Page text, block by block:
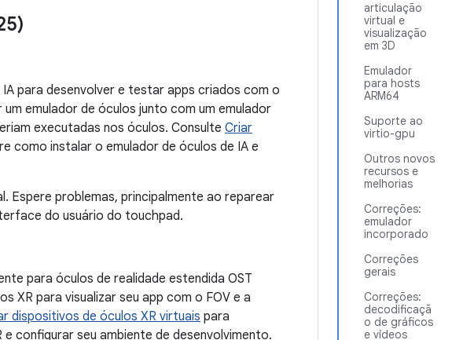
articulação
virtual e
visualização
em 3D
Emulador
para hosts
ARM64
Suporte ao
virtio-gpu
Outros novos
recursos e
melhorias
Correções:
emulador
incorporado
Correções
gerais
Correções:
decodificaçã
o de gráficos
e vídeos
para desenvolver e testar apps criados com o
emulador de óculos junto com um emulador
executadas nos óculos. Consulte Criar
como instalar o emulador de óculos de IA e
Espere problemas, principalmente ao reparear
do usuário do touchpad.
para óculos de realidade estendida OST
XR para visualizar seu app com o FOV e a
dispositivos de óculos XR virtuais para
configurar seu ambiente de desenvolvimento.